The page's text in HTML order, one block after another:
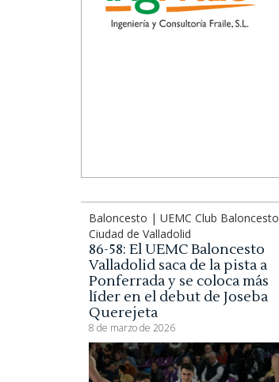
Baloncesto | UEMC Club Baloncesto
Ciudad de Valladolid
86-58: El UEMC Baloncesto
Valladolid saca de la pista a
Ponferrada y se coloca más
líder en el debut de Joseba
Querejeta
8 de marzo de 2026